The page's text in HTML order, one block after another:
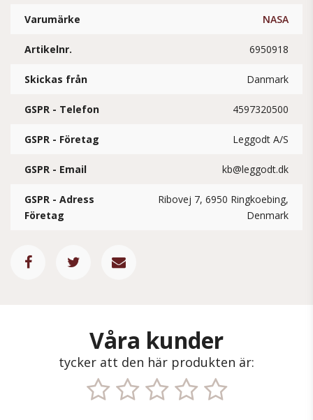
Varumärke NASA
Artikelnr. 6950918
Skickas från Danmark
GSPR - Telefon 4597320500
GSPR - Företag Leggodt A/S
GSPR - Email kb@leggodt.dk
GSPR - Adress
Företag
Ribovej 7, 6950 Ringkoebing,
Denmark
Våra kunder
tycker att den här produkten är: